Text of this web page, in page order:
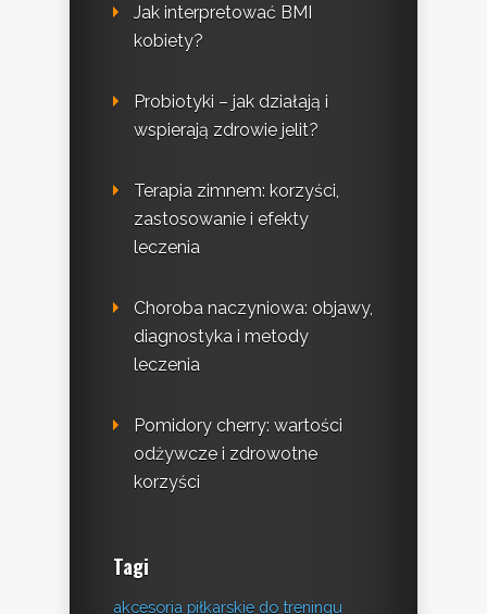
Jak interpretować BMI
kobiety?
Probiotyki – jak działają i
wspierają zdrowie jelit?
Terapia zimnem: korzyści,
zastosowanie i efekty
leczenia
Choroba naczyniowa: objawy,
diagnostyka i metody
leczenia
Pomidory cherry: wartości
odżywcze i zdrowotne
korzyści
Tagi
akcesoria piłkarskie do treningu